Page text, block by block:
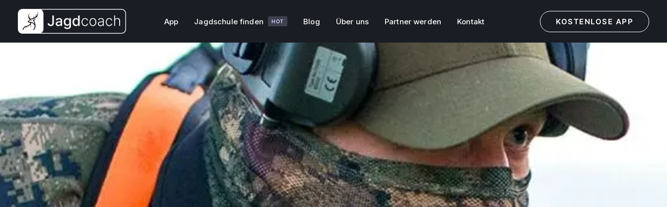
App Jagdschule finden HOT Blog Über uns Partner werden Kontakt KOSTENLOSE APP